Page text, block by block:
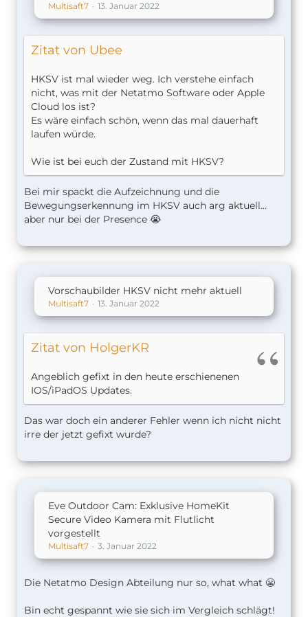
Multisaft7 13. Januar 2022
Zitat von Ubee
HKSV ist mal wieder weg. Ich verstehe einfach
nicht, was mit der Netatmo Software oder Apple
Cloud los ist?
Es wäre einfach schön, wenn das mal dauerhaft
laufen würde.
Wie ist bei euch der Zustand mit HKSV?
Bei mir spackt die Aufzeichnung und die
Bewegungserkennung im HKSV auch arg aktuell…
aber nur bei der Presence 😭
Vorschaubilder HKSV nicht mehr aktuell
Multisaft7 13. Januar 2022
Zitat von HolgerKR
Angeblich gefixt in den heute erschienenen
IOS/iPadOS Updates.
Das war doch ein anderer Fehler wenn ich nicht nicht
irre der jetzt gefixt wurde?
Eve Outdoor Cam: Exklusive HomeKit
Secure Video Kamera mit Flutlicht
vorgestellt
Multisaft7 3. Januar 2022
Die Netatmo Design Abteilung nur so, what what 😬
Bin echt gespannt wie sie sich im Vergleich schlägt!